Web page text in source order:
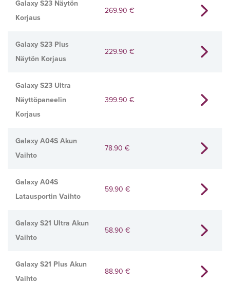
Galaxy S23 Näytön
Korjaus
269.90 €
Galaxy S23 Plus
Näytön Korjaus
229.90 €
Galaxy S23 Ultra
Näyttöpaneelin
Korjaus
399.90 €
Galaxy A04S Akun
Vaihto
78.90 €
Galaxy A04S
Latausportin Vaihto
59.90 €
Galaxy S21 Ultra Akun
Vaihto
58.90 €
Galaxy S21 Plus Akun
Vaihto
88.90 €